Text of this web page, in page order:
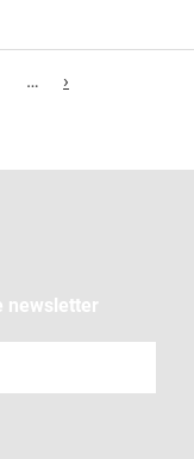
… ›
newsletter